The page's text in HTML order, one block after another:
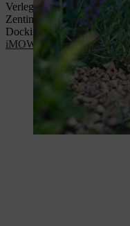
Verlegen Sie nun den
Zentimetern Abstand zum
Dockingstation an.Hier
iMOW® Mähroboters